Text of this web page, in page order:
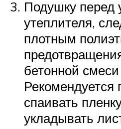
Подушку перед
утеплителя,
плотным
бетонной
Рекомендуется
спаивать
укладывать